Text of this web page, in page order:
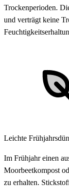
Trockenperioden.
und verträgt keine
Leichte
Im Frühjahr einen
Moorbeetkompost
zu erhalten.